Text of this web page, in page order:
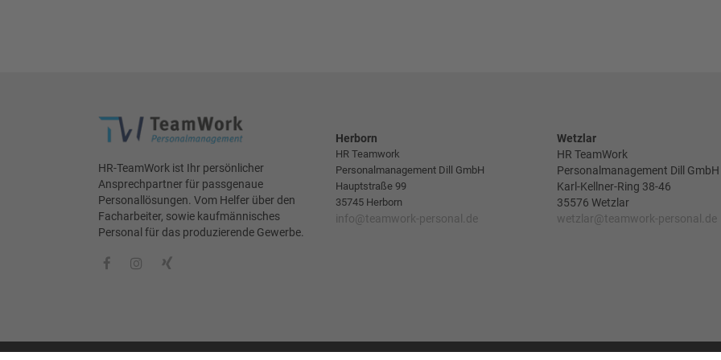
HR-TeamWork ist Ihr persönlicher
Ansprechpartner für passgenaue
Personallösungen. Vom Helfer über den
Facharbeiter, sowie kaufmännisches
Personal für das produzierende Gewerbe.
Herborn
HR Teamwork
Personalmanagement Dill GmbH
Hauptstraße 99
35745 Herborn
info@teamwork-personal.de
Wetzlar
HR TeamWork
Personalmanagement Dill GmbH
Karl-Kellner-Ring 38-46
35576 Wetzlar
wetzlar@teamwork-personal.de